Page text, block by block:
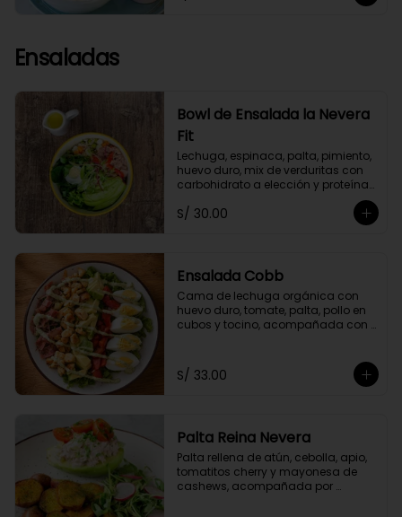
Ensaladas
Bowl de Ensalada la Nevera
Fit
Lechuga, espinaca, palta, pimiento,
huevo duro, mix de verduritas con
carbohidrato a elección y proteína
selecionada. Con aliño La Nevera Fit
S/ 30.00
Ensalada Cobb
Cama de lechuga orgánica con
huevo duro, tomate, palta, pollo en
cubos y tocino, acompañada con
S/ 33.00
Palta Reina Nevera
Palta rellena de atún, cebolla, apio,
tomatitos cherry y mayonesa de
cashews, acompañada por